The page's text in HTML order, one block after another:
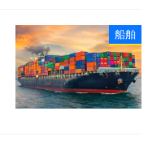
船舶